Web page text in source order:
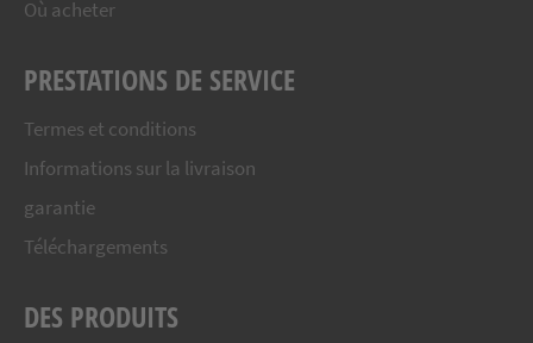
Où acheter
PRESTATIONS DE SERVICE
Termes et conditions
Informations sur la livraison
garantie
Téléchargements
DES PRODUITS